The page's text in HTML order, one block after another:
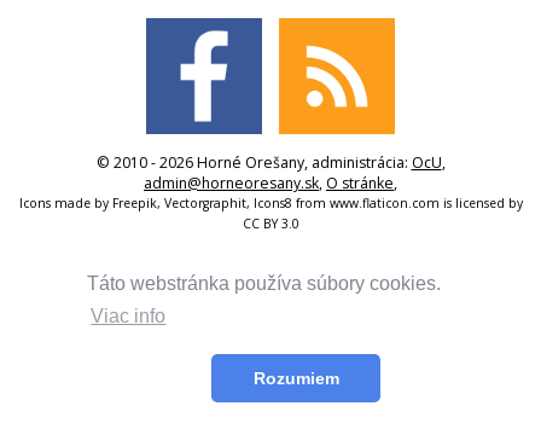
Táto webstránka používa súbory cookies.
Viac info
Rozumiem
© 2010 - 2026 Horné Orešany, administrácia: OcU,
admin@horneoresany.sk, O stránke,
Icons made by Freepik, Vectorgraphit, Icons8 from www.flaticon.com is licensed by
CC BY 3.0